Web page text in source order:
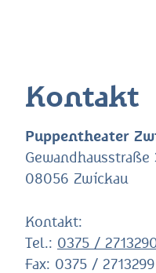
Kontakt
Puppentheater
Gewandhausstraße
08056 Zwickau
Kontakt:
Tel.: 0375 /
Fax: 0375 / 2713299